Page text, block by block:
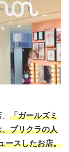
「ガールズミ
プリクラの人
ースしたお店。